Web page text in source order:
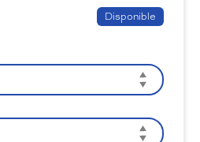
produitla
Disponible